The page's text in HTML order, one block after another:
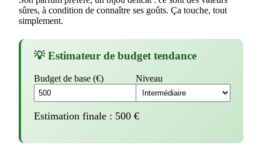
sûres, à condition de connaître ses goûts. Ça touche, tout
simplement.
💡 Estimateur de budget tendance
Budget de base (€) Niveau
Estimation finale : 500 €